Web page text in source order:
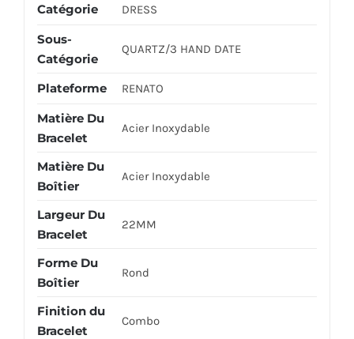
Catégorie DRESS
Sous-
Catégorie
QUARTZ/3 HAND DATE
Plateforme RENATO
Matière Du
Bracelet
Acier Inoxydable
Matière Du
Boîtier
Acier Inoxydable
Largeur Du
Bracelet
22MM
Forme Du
Boîtier
Rond
Finition du
Bracelet
Combo